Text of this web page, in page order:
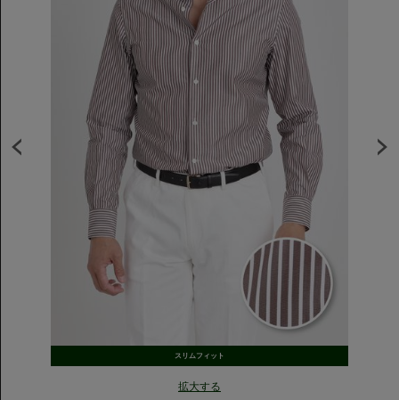
スリムフィット
拡大する